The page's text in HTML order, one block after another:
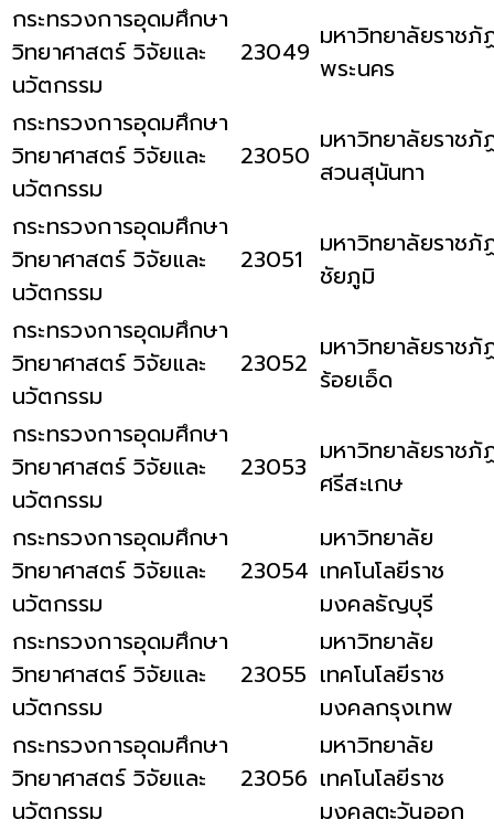
กระทรวงการอุดมศึกษา
วิทยาศาสตร์ วิจัยและ
นวัตกรรม
23049 มหาวิทยาลัยราชภั
พระนคร
กระทรวงการอุดมศึกษา
วิทยาศาสตร์ วิจัยและ
นวัตกรรม
23050 มหาวิทยาลัยราชภั
สวนสุนันทา
กระทรวงการอุดมศึกษา
วิทยาศาสตร์ วิจัยและ
นวัตกรรม
23051 มหาวิทยาลัยราชภั
ชัยภูมิ
กระทรวงการอุดมศึกษา
วิทยาศาสตร์ วิจัยและ
นวัตกรรม
23052 มหาวิทยาลัยราชภั
ร้อยเอ็ด
กระทรวงการอุดมศึกษา
วิทยาศาสตร์ วิจัยและ
นวัตกรรม
23053 มหาวิทยาลัยราชภั
ศรีสะเกษ
กระทรวงการอุดมศึกษา
วิทยาศาสตร์ วิจัยและ
นวัตกรรม
23054
มหาวิทยาลัย
เทคโนโลยีราช
มงคลธัญบุรี
กระทรวงการอุดมศึกษา
วิทยาศาสตร์ วิจัยและ
นวัตกรรม
23055
มหาวิทยาลัย
เทคโนโลยีราช
มงคลกรุงเทพ
กระทรวงการอุดมศึกษา
วิทยาศาสตร์ วิจัยและ
นวัตกรรม
23056
มหาวิทยาลัย
เทคโนโลยีราช
มงคลตะวันออก